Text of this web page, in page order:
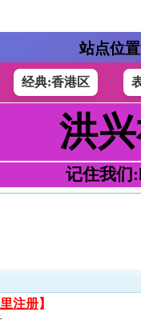
站点位
经典:香港区
洪
记住我们
注册】